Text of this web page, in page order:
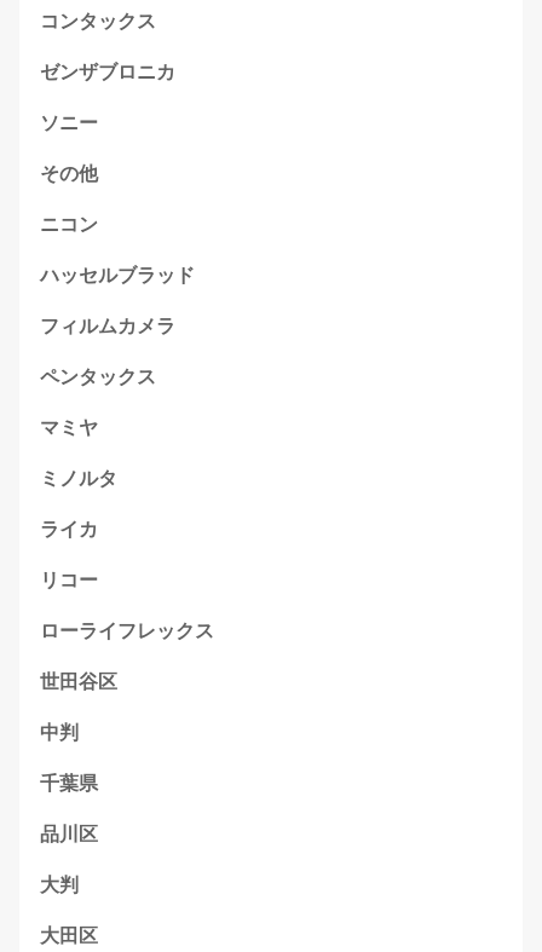
コンタックス
ゼンザブロニカ
ソニー
その他
ニコン
ハッセルブラッド
フィルムカメラ
ペンタックス
マミヤ
ミノルタ
ライカ
リコー
ローライフレックス
世田谷区
中判
千葉県
品川区
大判
大田区